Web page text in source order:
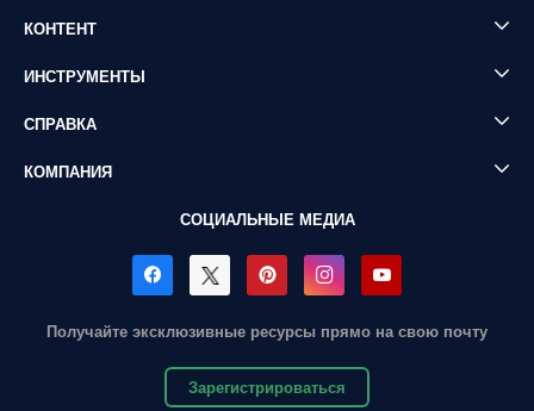
КОНТЕНТ
ИНСТРУМЕНТЫ
СПРАВКА
КОМПАНИЯ
СОЦИАЛЬНЫЕ МЕДИА
Получайте эксклюзивные ресурсы прямо на свою почту
Зарегистрироваться